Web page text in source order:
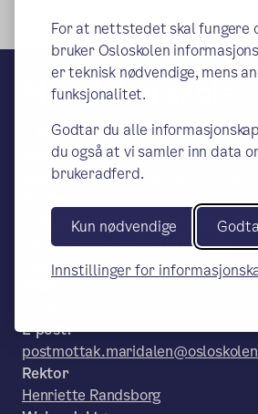
For at nettstedet skal
bruker Osloskolen
er teknisk nødvendige, mens
funksjonalitet.
Godtar du alle
du også at vi samler inn data
brukeradferd.
Kun nødvendige
Innstillinger for
Maridalen skole
– en del av Osloskolen
Besøks- og leveringsadresse:
Gamle Maridalsvei 45, 0890 Oslo
Oslo kommune Utdanningsetaten,
Maridalen skole, Postboks 6127
Etterstad, 0602 Oslo
E-post:
Rektor
Henriette Randsborg